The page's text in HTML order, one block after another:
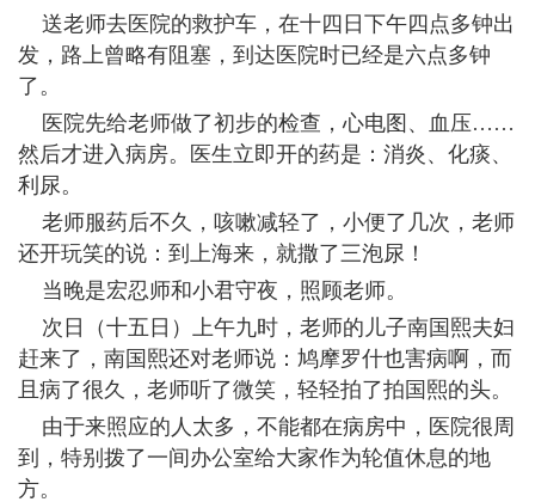
送老师去医院的救护车，在十四日下午四点多钟出
发，路上曾略有阻塞，到达医院时已经是六点多钟
了。
医院先给老师做了初步的检查，心电图、血压……
然后才进入病房。医生立即开的药是：消炎、化痰、
利尿。
老师服药后不久，咳嗽减轻了，小便了几次，老师
还开玩笑的说：到上海来，就撒了三泡尿！
当晚是宏忍师和小君守夜，照顾老师。
次日（十五日）上午九时，老师的儿子南国熙夫妇
赶来了，南国熙还对老师说：鸠摩罗什也害病啊，而
且病了很久，老师听了微笑，轻轻拍了拍国熙的头。
由于来照应的人太多，不能都在病房中，医院很周
到，特别拨了一间办公室给大家作为轮值休息的地
方。